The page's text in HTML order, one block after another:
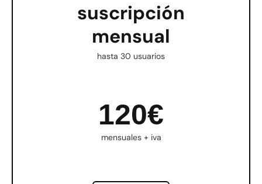
suscripción
mensual
hasta 30 usuarios
120€
mensuales + iva